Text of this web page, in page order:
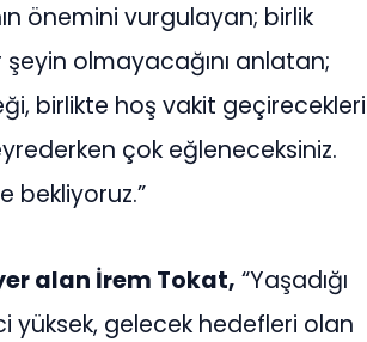
önemini vurgulayan; birlik
olmayacağını anlatan;
birlikte hoş vakit geçirecekleri
çok eğleneceksiniz.
bekliyoruz.”
alan İrem Tokat, “Yaşadığı
yüksek, gelecek hedefleri olan